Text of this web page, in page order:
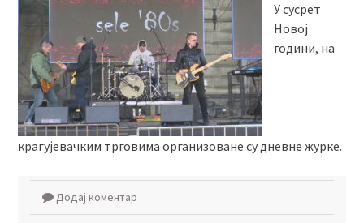
У сусрет
Новој
години, на
крагујевачким трговима организоване су дневне журке.
Додај коментар